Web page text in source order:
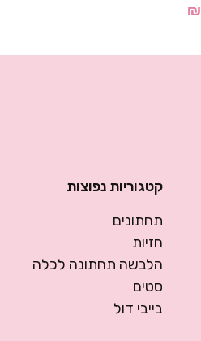
₪
קטגוריות נפוצות
תחתונים
חזיות
הלבשה תחתונה לכלה
סטים
בייבי דול